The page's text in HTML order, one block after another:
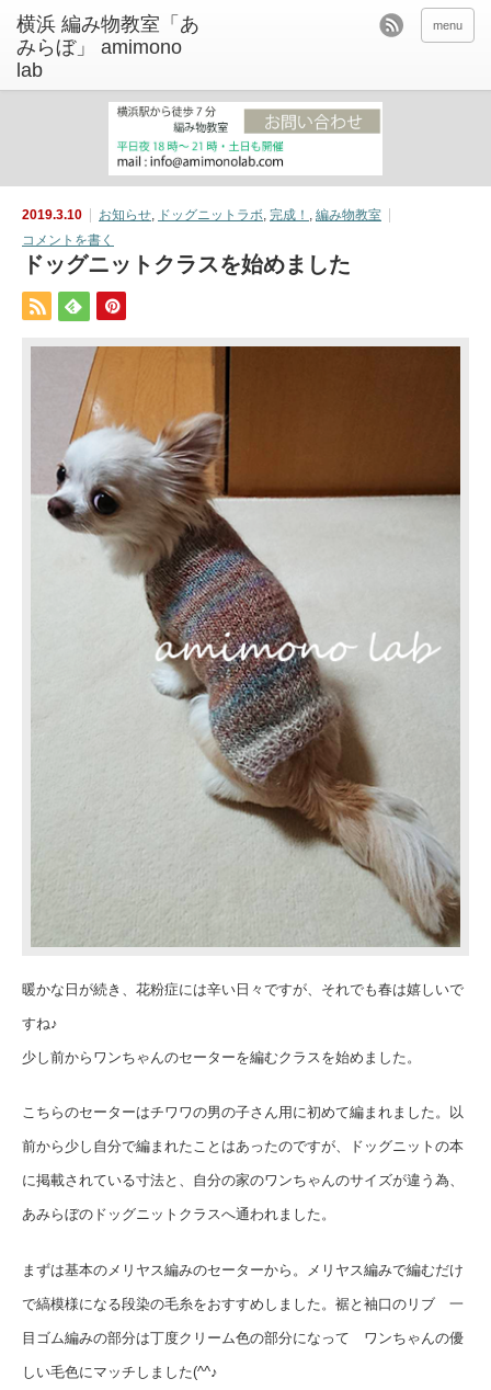
menu
2019.3.10 お知らせ, ドッグニットラボ, 完成！ , 編み物教室
コメントを書く
ドッグニットクラスを始めました
暖かな日が続き、花粉症には辛い日々ですが、それでも春は嬉しいで
すね♪
少し前からワンちゃんのセーターを編むクラスを始めました。
こちらのセーターはチワワの男の子さん用に初めて編まれました。以
前から少し自分で編まれたことはあったのですが、ドッグニットの本
に掲載されている寸法と、自分の家のワンちゃんのサイズが違う為、
あみらぼのドッグニットクラスへ通われました。
まずは基本のメリヤス編みのセーターから。メリヤス編みで編むだけ
で縞模様になる段染の毛糸をおすすめしました。裾と袖口のリブ 一
目ゴム編みの部分は丁度クリーム色の部分になって ワンちゃんの優
しい毛色にマッチしました(^^♪